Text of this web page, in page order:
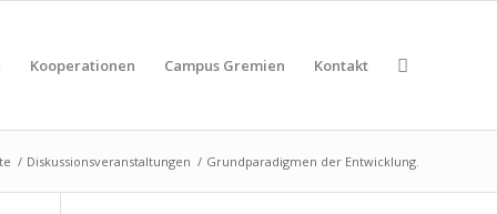
Kooperationen Campus Gremien Kontakt
/ Diskussionsveranstaltungen / Grundparadigmen der Entwicklung.